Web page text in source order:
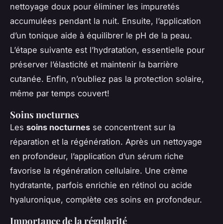
nettoyage doux pour éliminer les impuretés
accumulées pendant la nuit. Ensuite, l’application
d’un tonique aide à équilibrer le pH de la peau.
L’étape suivante est l’hydratation, essentielle pour
préserver l’élasticité et maintenir la barrière
cutanée. Enfin, n’oubliez pas la protection solaire,
même par temps couvert!
Soins nocturnes
Les soins nocturnes se concentrent sur la
réparation et la régénération. Après un nettoyage
en profondeur, l’application d’un sérum riche
favorise la régénération cellulaire. Une crème
hydratante, parfois enrichie en rétinol ou acide
hyaluronique, complète ces soins en profondeur.
Importance de la régularité